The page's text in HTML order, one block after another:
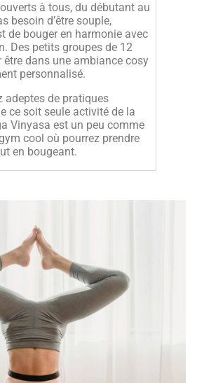
à tous, du débutant au
besoin d’être souple,
de bouger en harmonie avec
Des petits groupes de 12
être dans une ambiance cosy
personnalisé.
adeptes de pratiques
ce soit seule activité de la
Vinyasa est un peu comme
cool où pourrez prendre
en bougeant.